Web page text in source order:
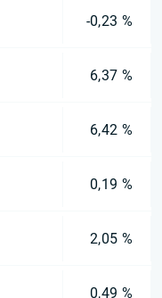
-0,23 %
6,37 %
6,42 %
0,19 %
2,05 %
0,49 %